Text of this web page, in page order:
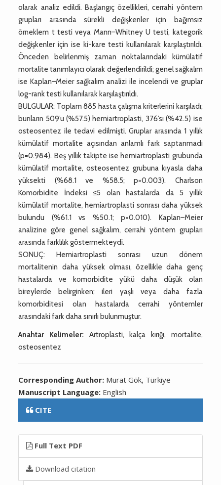
olarak analiz edildi. Başlangıç özellikleri, cerrahi yöntem
grupları arasında sürekli değişkenler için bağımsız
örneklem t testi veya Mann–Whitney U testi, kategorik
değişkenler için ise ki-kare testi kullanılarak karşılaştırıldı.
Önceden belirlenmiş zaman noktalarındaki kümülatif
mortalite tanımlayıcı olarak değerlendirildi; genel sağkalım
ise Kaplan–Meier sağkalım analizi ile incelendi ve gruplar
log-rank testi kullanılarak karşılaştırıldı.
BULGULAR: Toplam 885 hasta çalışma kriterlerini karşıladı;
bunların 509’u (%57.5) hemiartroplasti, 376’sı (%42.5) ise
osteosentez ile tedavi edilmişti. Gruplar arasında 1 yıllık
kümülatif mortalite açısından anlamlı fark saptanmadı
(p=0.984). Beş yıllık takipte ise hemiartroplasti grubunda
kümülatif mortalite, osteosentez grubuna kıyasla daha
yüksekti (%68.1 ve %58.5; p=0.003). Charlson
Komorbidite İndeksi ≤5 olan hastalarda da 5 yıllık
kümülatif mortalite, hemiartroplasti sonrası daha yüksek
bulundu (%61.1 vs %50.1; p=0.010). Kaplan–Meier
analizine göre genel sağkalım, cerrahi yöntem grupları
arasında farklılık göstermekteydi.
SONUÇ: Hemiartroplasti sonrası uzun dönem
mortalitenin daha yüksek olması, özellikle daha genç
hastalarda ve komorbidite yükü daha düşük olan
bireylerde belirginken; ileri yaşlı veya daha fazla
komorbiditesi olan hastalarda cerrahi yöntemler
arasındaki fark daha sınırlı bulunmuştur.
Anahtar Kelimeler: Artroplasti, kalça kırığı, mortalite,
osteosentez
Corresponding Author: Murat Gök, Türkiye
Manuscript Language: English
CITE
Full Text PDF
Download citation